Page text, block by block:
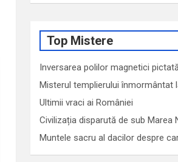
Top Mistere
Inversarea polilor magnetici
Misterul templierului înmormântat
Ultimii vraci ai României
Civilizația disparută de sub Marea
Muntele sacru al dacilor despre